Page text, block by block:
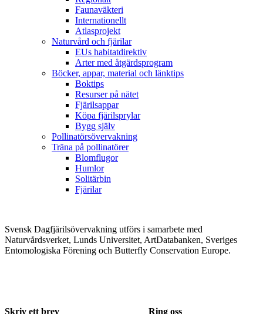
Faunaväkteri
Internationellt
Atlasprojekt
Naturvård och fjärilar
EUs habitatdirektiv
Arter med åtgärdsprogram
Böcker, appar, material och länktips
Boktips
Resurser på nätet
Fjärilsappar
Köpa fjärilsprylar
Bygg själv
Pollinatörsövervakning
Träna på pollinatörer
Blomflugor
Humlor
Solitärbin
Fjärilar
Svensk Dagfjärilsövervakning utförs i samarbete med
Naturvårdsverket, Lunds Universitet, ArtDatabanken, Sveriges
Entomologiska Förening och Butterfly Conservation Europe.
Skriv ett brev Ring oss